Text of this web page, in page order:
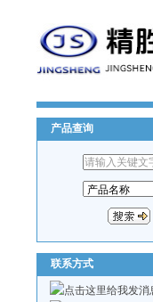
产品查询
联系方式